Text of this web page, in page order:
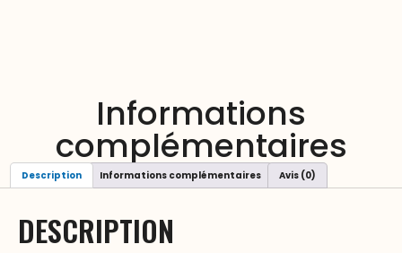
Informations
complémentaires
Description Informations complémentaires Avis (0)
DESCRIPTION